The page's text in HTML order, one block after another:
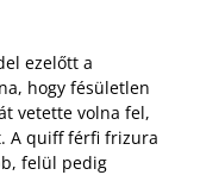
ezelőtt a
hogy fésületlen
vetette volna fel,
A quiff férfi frizura
felül pedig